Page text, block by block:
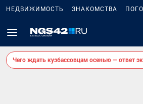
НЕДВИЖИМОСТЬ ЗНАКОМСТВА
Чего ждать кузбассовцам осенью — ответ